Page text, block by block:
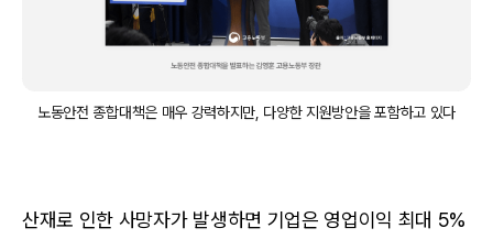
노동안전 종합대책은 매우 강력하지만, 다양한 지원방안을 포함하고 있다
산재로 인한 사망자가 발생하면 기업은 영업이익 최대 5%